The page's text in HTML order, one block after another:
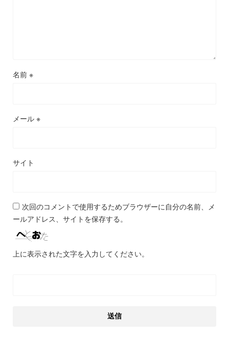
名前 ※
メール ※
サイト
次回のコメントで使用するためブラウザーに自分の名前、メ
ールアドレス、サイトを保存する。
上に表示された文字を入力してください。